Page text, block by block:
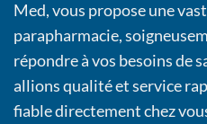
Med, vous propose une
parapharmacie,
répondre à vos besoins de
allions qualité et service
fiable directement chez